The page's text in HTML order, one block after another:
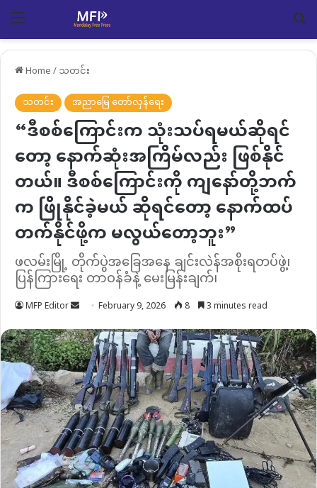
Menu
Home/သတင်း
သတင်း
အညာမြေ တော်လှန်ရေး
“ဒီစစ်ကြောင်းက သုံးသပ်ရမယ်ဆိုရင်
တော့ နောက်ဆုံးအကြိမ်လည်း ဖြစ်နိုင်
တယ်။ ဒီစစ်ကြောင်းကို ကျနော်တို့ဘက်
က ဖြိုနိုင်ခဲ့မယ် ဆိုရင်တော့ နောက်ထပ်
တက်နိုင်ဖို့က မလွယ်တော့ဘူး”
ဖလမ်းမြို့ တိုက်ပွဲအခြေအနေ ချင်းလဲန်အစိုးရတပ်ဖွဲ့၊
ပြန်ကြားရေး တာဝန်ခံနဲ့ မေးမြန်းချက်၊
MFP Editor Send
email
February 9, 2026 8 3 minutes read